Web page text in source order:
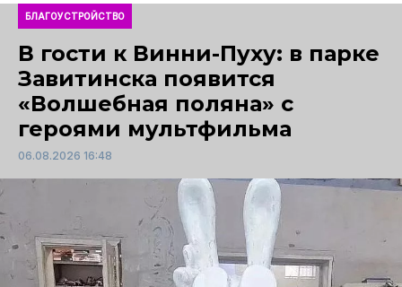
БЛАГОУСТРОЙСТВО
В гости к Винни-Пуху: в парке
Завитинска появится
«Волшебная поляна» с
героями мультфильма
06.08.2026 16:48